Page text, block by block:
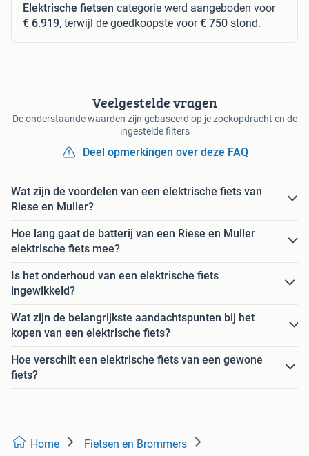
Elektrische fietsen categorie werd aangeboden voor
€ 6.919, terwijl de goedkoopste voor€ 750 stond.
Veelgestelde vragen
De onderstaande waarden zijn gebaseerd op je zoekopdracht en de
ingestelde filters
Deel opmerkingen over deze FAQ
Wat zijn de voordelen van een elektrische fiets van
Riese en Muller?
Hoe lang gaat de batterij van een Riese en Muller
elektrische fiets mee?
Is het onderhoud van een elektrische fiets
ingewikkeld?
Wat zijn de belangrijkste aandachtspunten bij het
kopen van een elektrische fiets?
Hoe verschilt een elektrische fiets van een gewone
fiets?
Home Fietsen en Brommers